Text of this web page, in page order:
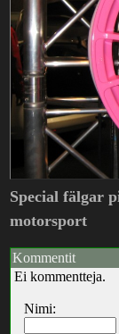
Special fälgar
motorsport
Kommentit
Ei kommentteja.
Nimi: